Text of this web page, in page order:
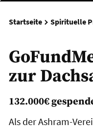
Startseite Spirituelle
zur
132.000€
Als der Ashram-